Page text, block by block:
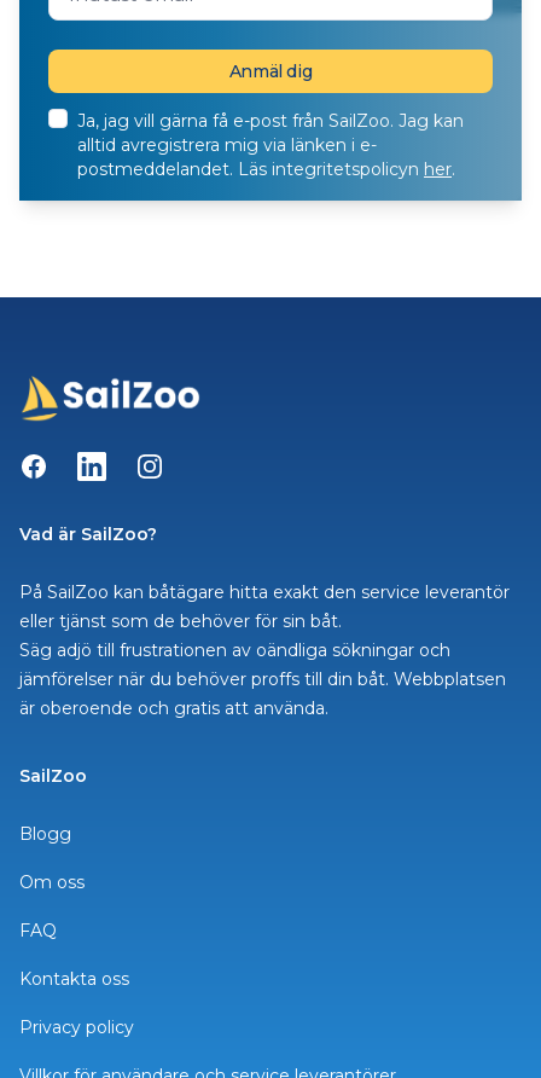
Ja, jag vill gärna få e-post från SailZoo. Jag kan
alltid avregistrera mig via länken i e-
postmeddelandet. Läs integritetspolicyn her.
FacebookLinkedInInstagram
Vad är SailZoo?
På SailZoo kan båtägare hitta exakt den service leverantör
eller tjänst som de behöver för sin båt.
Säg adjö till frustrationen av oändliga sökningar och
jämförelser när du behöver proffs till din båt. Webbplatsen
är oberoende och gratis att använda.
SailZoo
Blogg
Om oss
FAQ
Kontakta oss
Privacy policy